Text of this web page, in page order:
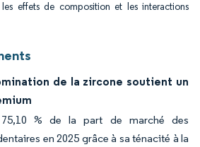
effets de composition et les interactions
de la zircone soutient un
% de la part de marché des
en 2025 grâce à sa ténacité à la